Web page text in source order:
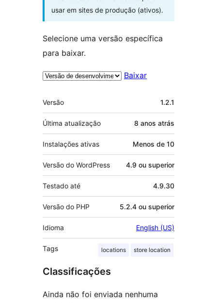
usar em sites de produção (ativos).
Selecione uma versão específica
para baixar.
Baixar
Meta
Versão 1.2.1
Última atualização 8 anos atrás
Instalações ativas Menos de 10
Versão do WordPress 4.9 ou superior
Testado até 4.9.30
Versão do PHP 5.2.4 ou superior
Idioma English (US)
Tags locations store location
Classificações
Ainda não foi enviada nenhuma